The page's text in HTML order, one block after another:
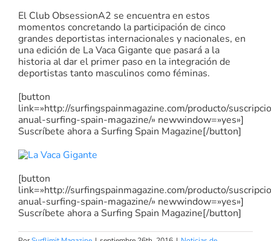
El Club ObsessionA2 se encuentra en estos
momentos concretando la participación de cinco
grandes deportistas internacionales y nacionales, en
una edición de La Vaca Gigante que pasará a la
historia al dar el primer paso en la integración de
deportistas tanto masculinos como féminas.
[button
link=»http://surfingspainmagazine.com/producto/
anual-surfing-spain-magazine/» newwindow=»yes»]
Suscríbete ahora a Surfing Spain Magazine[/button]
[button
link=»http://surfingspainmagazine.com/producto/
anual-surfing-spain-magazine/» newwindow=»yes»]
Suscríbete ahora a Surfing Spain Magazine[/button]